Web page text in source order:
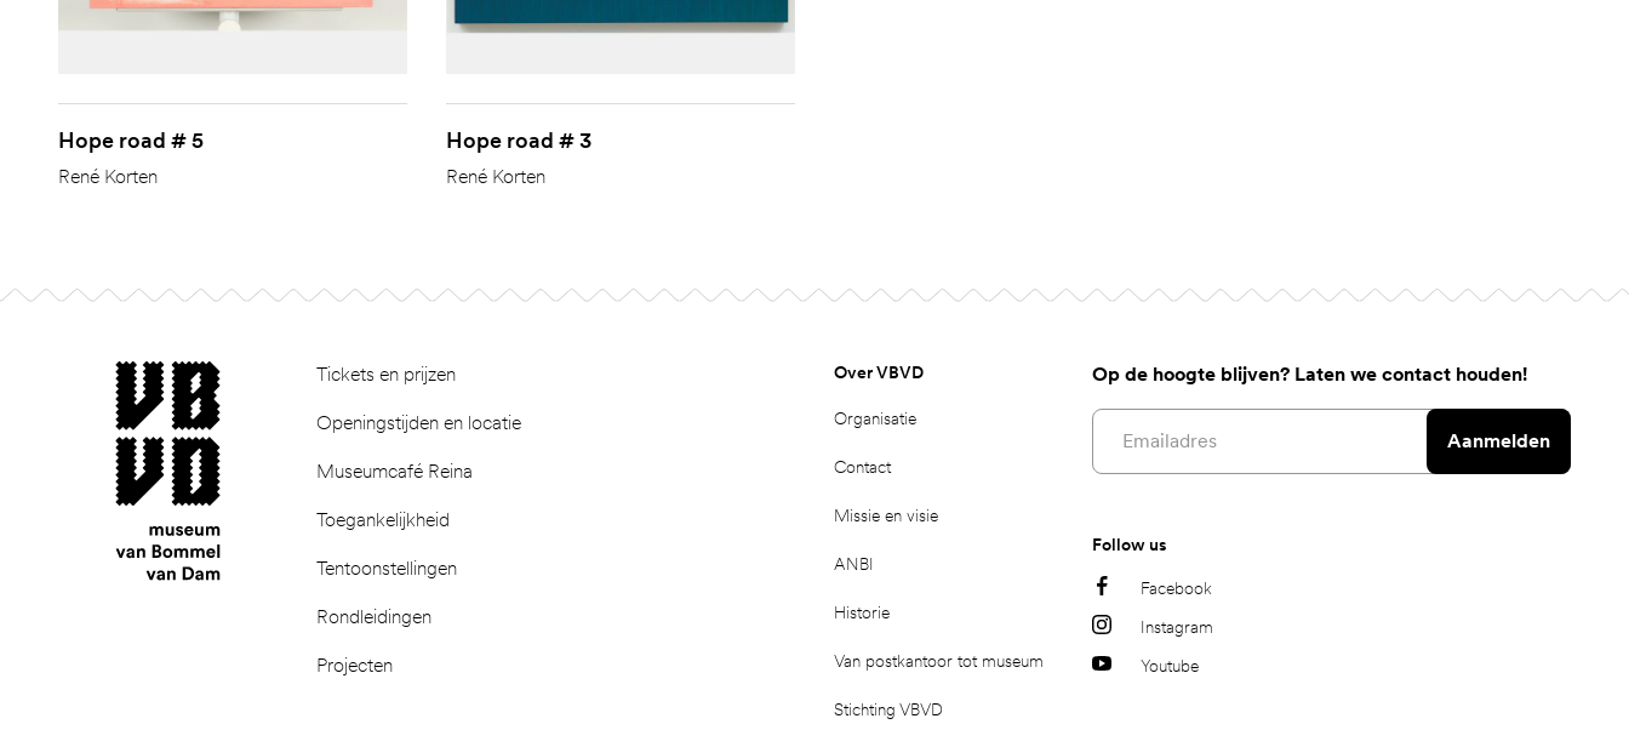
Hope road # 5
René Korten
Hope road # 3
René Korten
Tickets en prijzen
Openingstijden en locatie
Museumcafé Reina
Toegankelijkheid
Tentoonstellingen
Rondleidingen
Projecten
museum van Bommel van Dam Over VBVD
Organisatie
Contact
Missie en visie
ANBI
Historie
Van postkantoor tot museum
Stichting VBVD
Op de hoogte blijven? Laten we contact houden!
Email address
Aanmelden
Follow us
Facebook
Instagram
Youtube